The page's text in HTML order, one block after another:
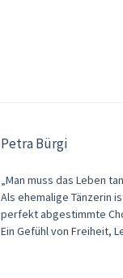
Petra Bürgi
„Man muss das Leben
Als ehemalige Tänzerin
perfekt abgestimmte
Ein Gefühl von Freiheit,